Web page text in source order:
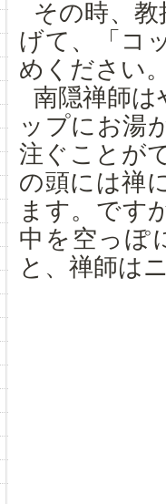
その時、
げて、「コ
めください
南隠禅師
ップにお湯
注ぐことが
の頭には禅
ます。です
中を空っぽ
と、禅師は